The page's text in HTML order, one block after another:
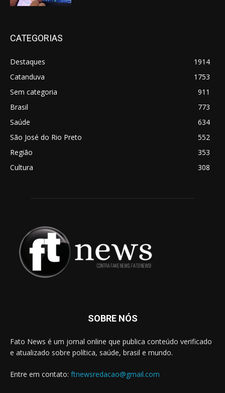
CATEGORIAS
Destaques
1914
Catanduva
1753
Sem categoria
911
Brasil
773
Saúde
634
São José do Rio Preto
552
Região
353
Cultura
308
SOBRE NÓS
Fato News é um jornal online que publica conteúdo verificado
e atualizado sobre política, saúde, brasil e mundo.
Entre em contato: ftnewsredacao@gmail.com